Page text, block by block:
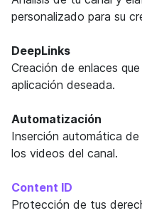
personalizado para su
DeepLinks
Creación de enlaces
aplicación deseada.
Automatización
Inserción automática
los videos del canal.
Content ID
Protección de tus